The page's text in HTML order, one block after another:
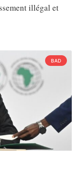
illégal et
BAD